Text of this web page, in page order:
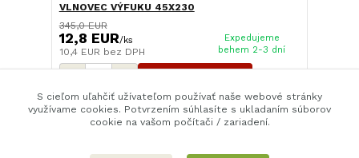
VLNOVEC VÝFUKU 45X230
345,0 EUR
12,8 EUR/ks
10,4 EUR bez DPH
Expedujeme
behem 2-3 dní
strana z 1
S cieľom uľahčiť užívateľom používať naše webové stránky
využívame cookies. Potvrzením súhlasíte s ukladaním súborov
cookie na vašom počítači / zariadení.